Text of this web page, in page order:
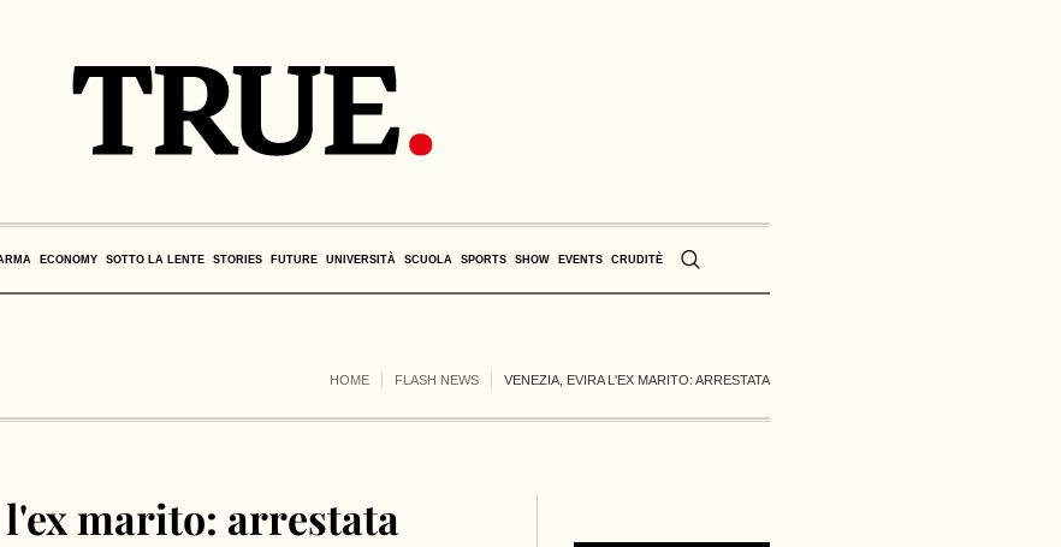
ECONOMY SOTTO LA LENTE STORIES FUTURE UNIVERSITÀ SCUOLA SPORTS SHOW EVENTS CRUDITÈ
HOME FLASH NEWS VENEZIA, EVIRA L'EX MARITO: ARRESTATA
marito: arrestata